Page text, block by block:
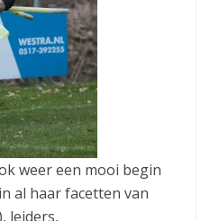
weer een mooi begin
al haar facetten van
leiders,